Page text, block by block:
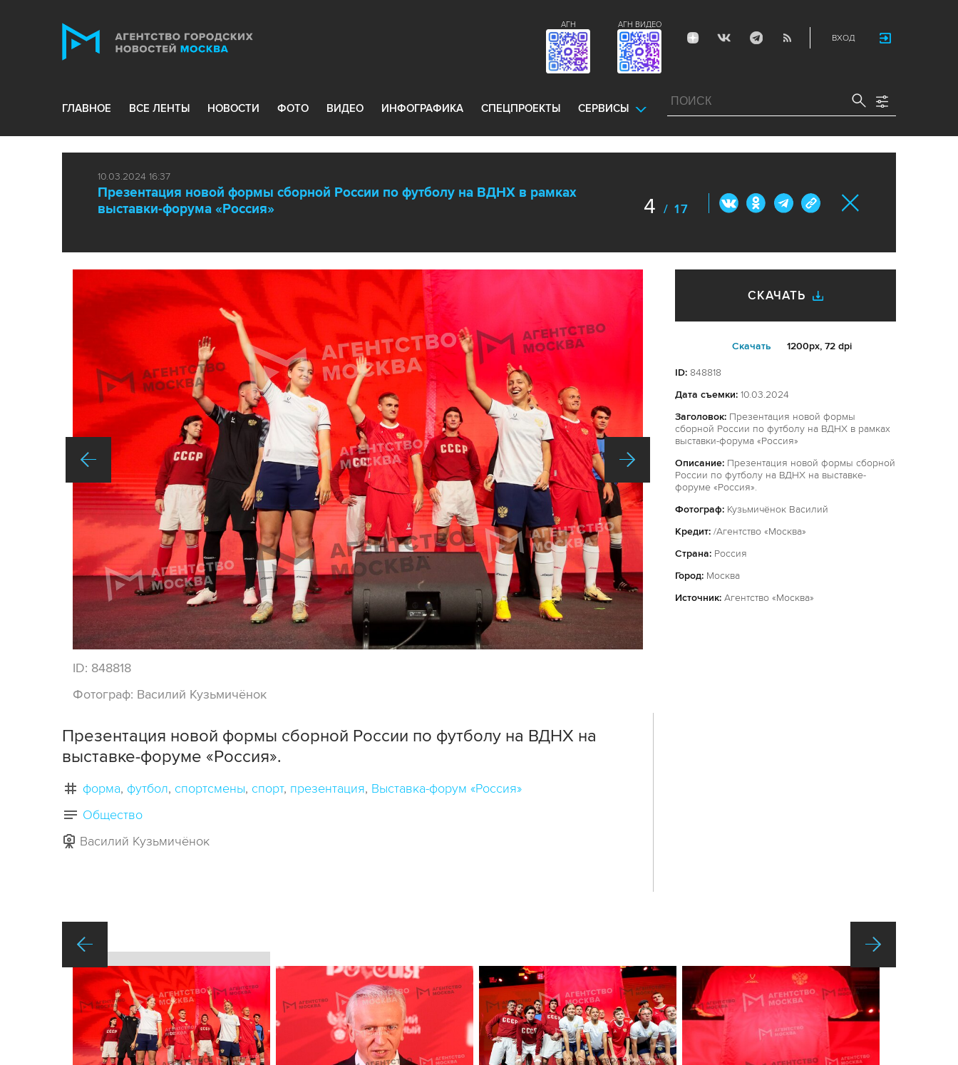
ВХОД
АГН ВИДЕО
АГН
ГЛАВНОЕ ВСЕ ЛЕНТЫ НОВОСТИ ФОТО ВИДЕО ИНФОГРАФИКА СПЕЦПРОЕКТЫ СЕРВИСЫ
10.03.2024 16:37
Презентация новой формы сборной России по футболу на ВДНХ в рамках
выставки-форума «Россия»
4 / 17
ID: 848818
Фотограф: Василий Кузьмичёнок
СКАЧАТЬ
Cкачать 1200px, 72 dpi
ID: 848818
Дата съемки: 10.03.2024
Заголовок: Презентация новой формы
сборной России по футболу на ВДНХ в рамках
выставки-форума «Россия»
Описание: Презентация новой формы сборной
России по футболу на ВДНХ на выставке-
форуме «Россия».
Фотограф: Кузьмичёнок Василий
Кредит: /Агентство «Москва»
Страна: Россия
Город: Москва
Источник: Агентство «Москва»
Презентация новой формы сборной России по футболу на ВДНХ на
выставке-форуме «Россия».
форма футбол спортсмены спорт презентация Выставка-форум «Россия»
Общество
Василий Кузьмичёнок